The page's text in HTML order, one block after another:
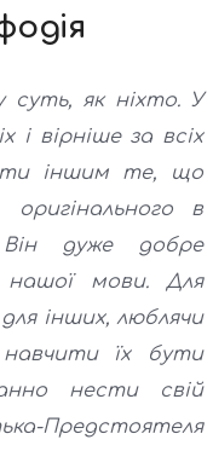
суть, як ніхто. У
вірніше за всіх
іншим те, що
в
дуже добре
нашої мови. Для
інших, люблячи
їх бути
нести свій
Предстоятеля